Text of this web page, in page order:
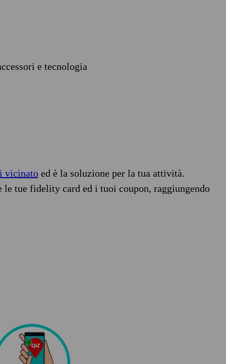
e tecnologia
vicinatoed è la soluzione per la tua attività.
tue fidelity card ed i tuoi coupon, raggiungendo